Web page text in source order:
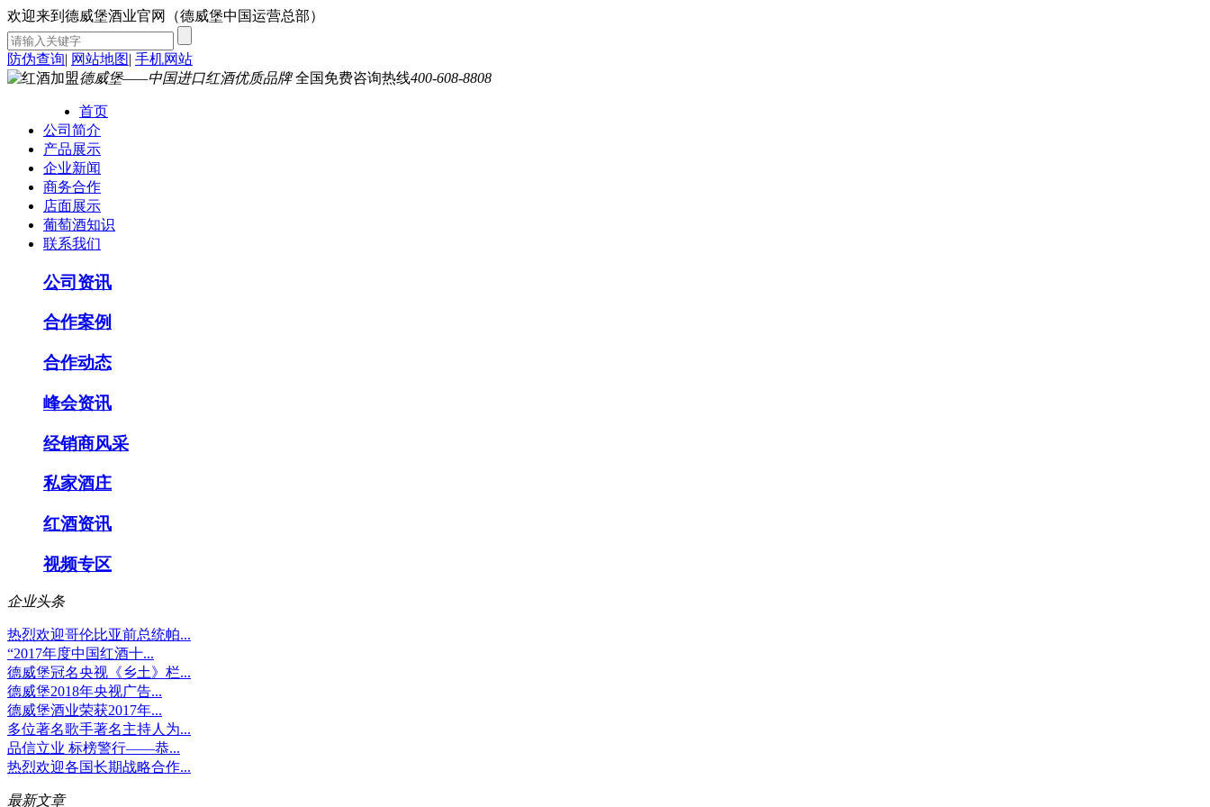
欢迎来到德威堡酒业官网（德威堡中国运营总部）
防伪查询| 网站地图| 手机网站
德威堡——中国进口红酒优质品牌 全国免费咨询热线400-608-8808
首页
公司简介
产品展示
企业新闻
商务合作
店面展示
葡萄酒知识
联系我们
公司资讯
合作案例
合作动态
峰会资讯
经销商风采
私家酒庄
红酒资讯
视频专区
企业头条
热烈欢迎哥伦比亚前总统帕...
“2017年度中国红酒十...
德威堡冠名央视《乡土》栏...
德威堡2018年央视广告...
德威堡酒业荣获2017年...
多位著名歌手著名主持人为...
品信立业 标榜警行——恭...
热烈欢迎各国长期战略合作...
最新文章